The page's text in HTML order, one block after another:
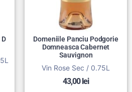
Domeniile Panciu Podgorie
Domneasca Cabernet
Sauvignon
Vin Rose Sec / 0.75L
43,00 lei